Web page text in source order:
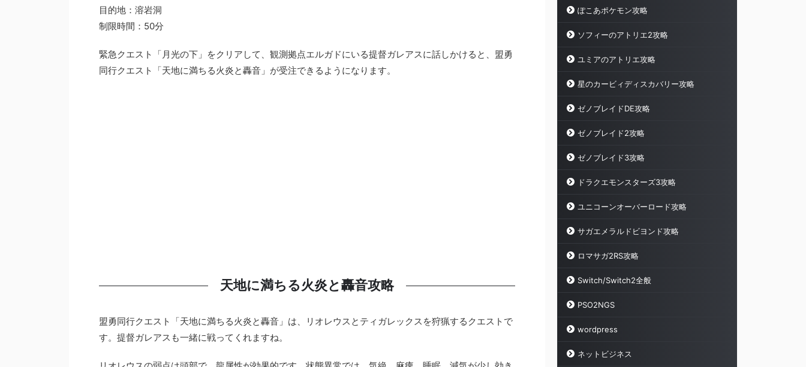
目的地：溶岩洞
制限時間：50分
緊急クエスト「月光の下」をクリアして、観測拠点エルガドにいる提督ガレアスに話しかけると、盟勇
同行クエスト「天地に満ちる火炎と轟音」が受注できるようになります。
天地に満ちる火炎と轟音攻略
盟勇同行クエスト「天地に満ちる火炎と轟音」は、リオレウスとティガレックスを狩猟するクエストで
す。提督ガレアスも一緒に戦ってくれますね。
ぽこあポケモン攻略
ソフィーのアトリエ2攻略
ユミアのアトリエ攻略
星のカービィディスカバリー攻略
ゼノブレイドDE攻略
ゼノブレイド2攻略
ゼノブレイド3攻略
ドラクエモンスターズ3攻略
ユニコーンオーバーロード攻略
サガエメラルドビヨンド攻略
ロマサガ2RS攻略
Switch/Switch2全般
PSO2NGS
wordpress
ネットビジネス